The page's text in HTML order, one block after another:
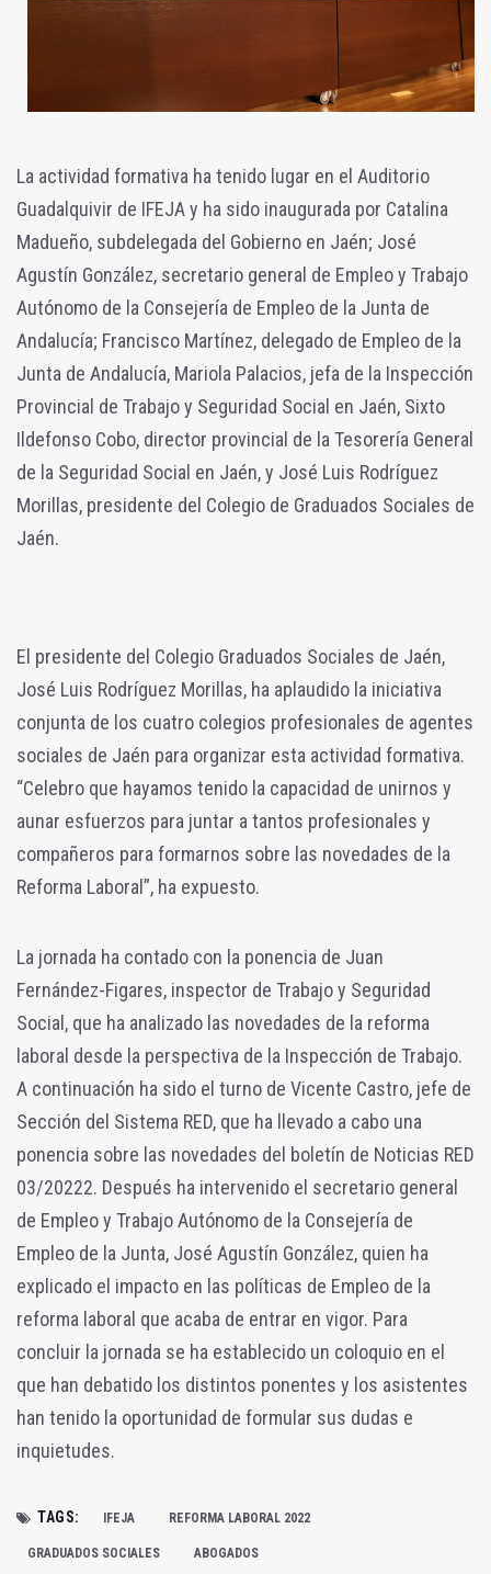
La actividad formativa ha tenido lugar en el Auditorio
Guadalquivir de IFEJA y ha sido inaugurada por Catalina
Madueño, subdelegada del Gobierno en Jaén; José
Agustín González, secretario general de Empleo y Trabajo
Autónomo de la Consejería de Empleo de la Junta de
Andalucía; Francisco Martínez, delegado de Empleo de la
Junta de Andalucía, Mariola Palacios, jefa de la Inspección
Provincial de Trabajo y Seguridad Social en Jaén, Sixto
Ildefonso Cobo, director provincial de la Tesorería General
de la Seguridad Social en Jaén, y José Luis Rodríguez
Morillas, presidente del Colegio de Graduados Sociales de
Jaén.
El presidente del Colegio Graduados Sociales de Jaén,
José Luis Rodríguez Morillas, ha aplaudido la iniciativa
conjunta de los cuatro colegios profesionales de agentes
sociales de Jaén para organizar esta actividad formativa.
“Celebro que hayamos tenido la capacidad de unirnos y
aunar esfuerzos para juntar a tantos profesionales y
compañeros para formarnos sobre las novedades de la
Reforma Laboral”, ha expuesto.
La jornada ha contado con la ponencia de Juan
Fernández-Figares, inspector de Trabajo y Seguridad
Social, que ha analizado las novedades de la reforma
laboral desde la perspectiva de la Inspección de Trabajo.
A continuación ha sido el turno de Vicente Castro, jefe de
Sección del Sistema RED, que ha llevado a cabo una
ponencia sobre las novedades del boletín de Noticias RED
03/20222. Después ha intervenido el secretario general
de Empleo y Trabajo Autónomo de la Consejería de
Empleo de la Junta, José Agustín González, quien ha
explicado el impacto en las políticas de Empleo de la
reforma laboral que acaba de entrar en vigor. Para
concluir la jornada se ha establecido un coloquio en el
que han debatido los distintos ponentes y los asistentes
han tenido la oportunidad de formular sus dudas e
inquietudes.
TAGS: IFEJA REFORMA LABORAL 2022
GRADUADOS SOCIALES ABOGADOS